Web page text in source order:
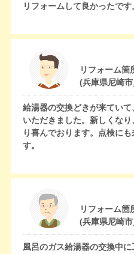
リフォームして良かったです
リフォーム箇
(兵庫県尼崎
給湯器の交換どきが来てい
いただきました。新しくな
り喜んでおります。点検に
す。
リフォーム箇
(兵庫県尼崎
風呂のガス給湯器の交換中